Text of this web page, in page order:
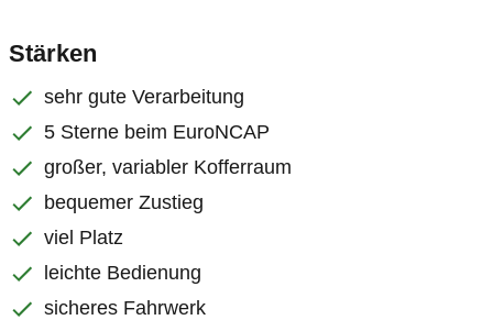
Stärken
sehr gute Verarbeitung
5 Sterne beim EuroNCAP
großer, variabler Kofferraum
bequemer Zustieg
viel Platz
leichte Bedienung
sicheres Fahrwerk